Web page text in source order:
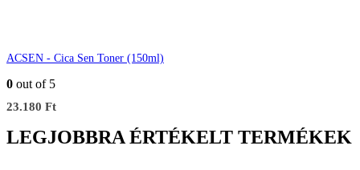
ACSEN - Cica Sen Toner (150ml)
0 out of 5
23.180 Ft
LEGJOBBRA ÉRTÉKELT TERMÉKEK